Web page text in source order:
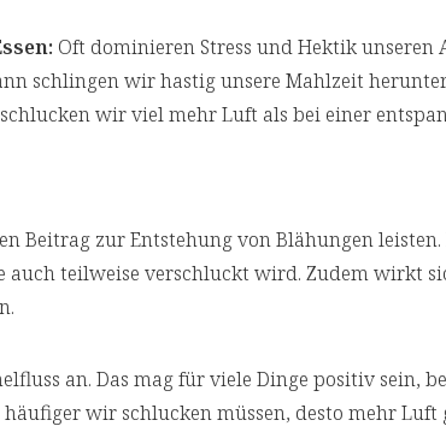
Oft dominieren Stress und Hektik unseren
schlingen wir hastig unsere Mahlzeit
wir viel mehr Luft als bei einer
Beitrag zur Entstehung von Blähungen leisten.
auch teilweise verschluckt wird. Zudem wirkt
an. Das mag für viele Dinge positiv sein,
wir schlucken müssen, desto mehr Luft